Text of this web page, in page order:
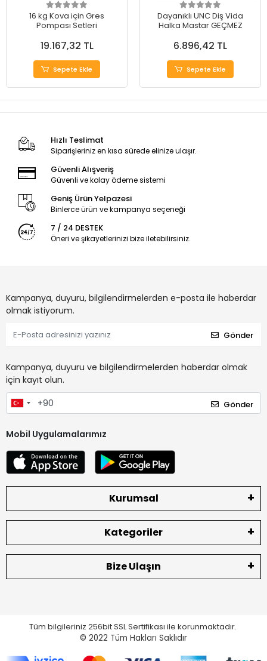
16 kg Kova için Gres
Pompası Setleri
19.167,32 TL
Sepete Ekle
Dayanıklı UNC Diş Vida
Halka Mastar GEÇMEZ
6.896,42 TL
Sepete Ekle
Hızlı Teslimat
Siparişleriniz en kısa sürede elinize ulaşır.
Güvenli Alışveriş
Güvenli ve kolay ödeme sistemi
Geniş Ürün Yelpazesi
Binlerce ürün ve kampanya seçeneği
7 / 24 DESTEK
Öneri ve şikayetlerinizi bize iletebilirsiniz.
Kampanya, duyuru, bilgilendirmelerden e-posta ile haberdar
olmak istiyorum.
Gönder
Kampanya, duyuru ve bilgilendirmelerden haberdar olmak
için kayıt olun.
Gönder
Mobil Uygulamalarımız
Kurumsal
Kategoriler
Bize Ulaşın
Tüm bilgileriniz 256bit SSL Sertifikası ile korunmaktadır.
© 2022 Tüm Hakları Saklıdır